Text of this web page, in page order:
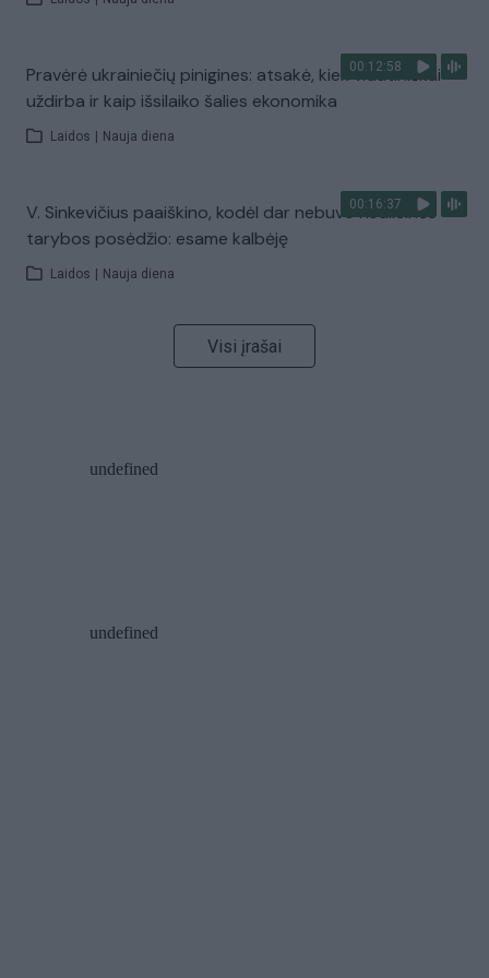
00:12:58
Pravėrė ukrainiečių pinigines: atsakė, kiek vidutiniškai
uždirba ir kaip išsilaiko šalies ekonomika
Laidos Nauja diena
00:16:37
V. Sinkevičius paaiškino, kodėl dar nebuvo Koalicinės
tarybos posėdžio: esame kalbėję
Laidos Nauja diena
Visi įrašai